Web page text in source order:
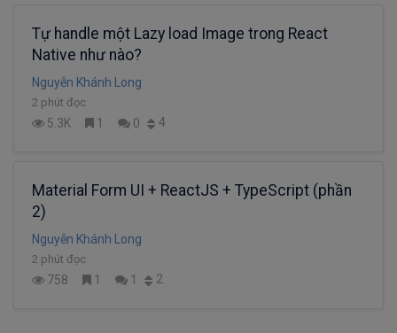
Tự handle một Lazy load Image trong React
Native như nào?
Nguyễn Khánh Long
2 phút đọc
5.3K 1 0 4
Material Form UI + ReactJS + TypeScript (phần
2)
Nguyễn Khánh Long
2 phút đọc
758 1 1 2